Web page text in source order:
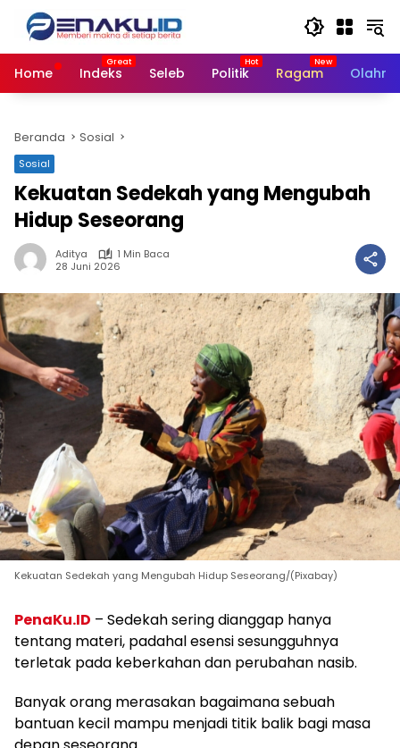
Langsung
konten
Home
Indeks Seleb Politik Ragam
Beranda Sosial
Sosial
Kekuatan Sedekah yang Mengubah
Hidup Seseorang
Aditya
1 Min Baca
28 Juni 2026
Kekuatan Sedekah yang Mengubah Hidup Seseorang/(Pixabay)
PenaKu.ID – Sedekah sering dianggap hanya
tentang materi, padahal esensi sesungguhnya
terletak pada keberkahan dan perubahan nasib.
Banyak orang merasakan bagaimana sebuah
bantuan kecil mampu menjadi titik balik bagi masa